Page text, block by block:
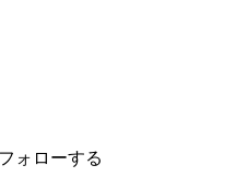
ォローする